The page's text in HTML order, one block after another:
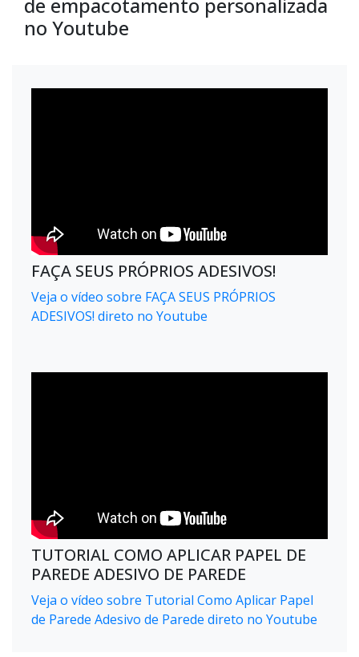
no Youtube
FAÇA SEUS PRÓPRIOS ADESIVOS!
Veja o vídeo sobre FAÇA SEUS PRÓPRIOS
ADESIVOS! direto no Youtube
TUTORIAL COMO APLICAR PAPEL DE
PAREDE ADESIVO DE PAREDE
Veja o vídeo sobre Tutorial Como Aplicar Papel
de Parede Adesivo de Parede direto no Youtube